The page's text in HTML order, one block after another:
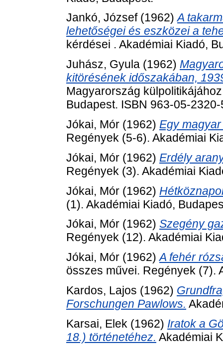
Jankó, József(1962)A
lehetőségei és eszközei a
kérdései . Akadémiai Kiadó,
Juhász, Gyula (1962)
kitörésének időszakában,
Magyarország
Budapest. ISBN 963-05-2320-
Jókai, Mór (1962) Egy
Regények (5-6). Akadémiai
Jókai, Mór (1962) Erdély
Regények (3). Akadémiai
Jókai, Mór (1962)
(1). Akadémiai Kiadó,
Jókai, Mór (1962) Szegény
Regények (12). Akadémiai
Jókai, Mór (1962)A fehér
összes művei. Regények (7).
Kardos, Lajos (1962)
Forschungen Pawlows.
Karsai, Elek (1962) Iratok a
18.) történetéhez. Akadémiai